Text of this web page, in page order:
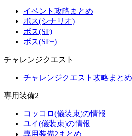
イベント攻略まとめ
ボス(シナリオ)
ボス(SP)
ボス(SP+)
チャレンジクエスト
チャレンジクエスト攻略まとめ
専用装備2
コッコロ(儀装束)の情報
ユイ(儀装束)の情報
専用装備2まとめ